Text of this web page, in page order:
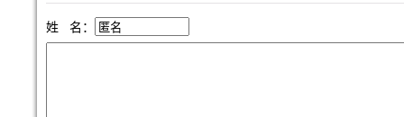
姓 名：